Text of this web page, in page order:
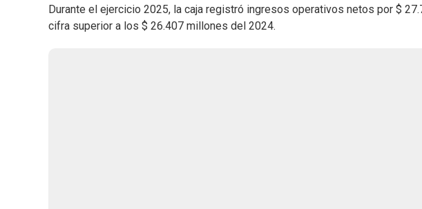
Durante el ejercicio 2025, la caja registró ingresos operativos netos por $
cifra superior a los $ 26.407 millones del 2024.